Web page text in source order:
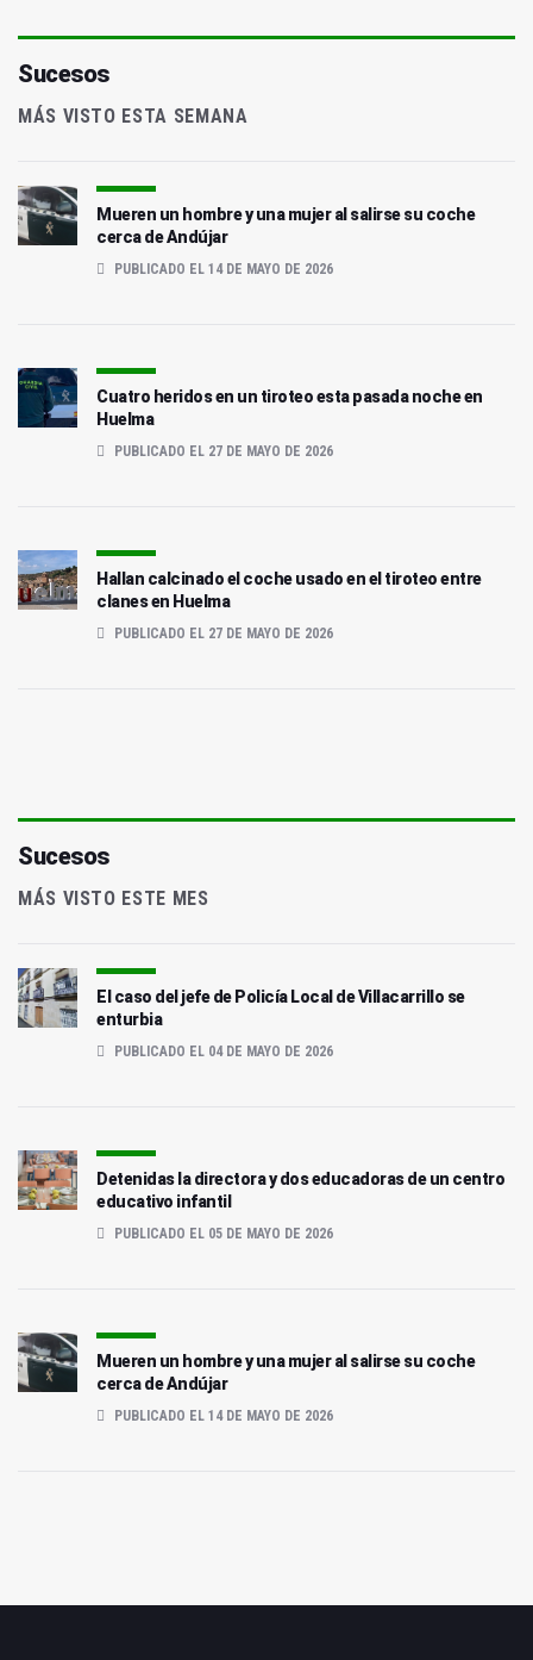
Sucesos
MÁS VISTO ESTA SEMANA
Mueren un hombre y una mujer al salirse su coche
cerca de Andújar
PUBLICADO EL 14 DE MAYO DE 2026
Cuatro heridos en un tiroteo esta pasada noche en
Huelma
PUBLICADO EL 27 DE MAYO DE 2026
Hallan calcinado el coche usado en el tiroteo entre
clanes en Huelma
PUBLICADO EL 27 DE MAYO DE 2026
Sucesos
MÁS VISTO ESTE MES
El caso del jefe de Policía Local de Villacarrillo se
enturbia
PUBLICADO EL 04 DE MAYO DE 2026
Detenidas la directora y dos educadoras de un centro
educativo infantil
PUBLICADO EL 05 DE MAYO DE 2026
Mueren un hombre y una mujer al salirse su coche
cerca de Andújar
PUBLICADO EL 14 DE MAYO DE 2026